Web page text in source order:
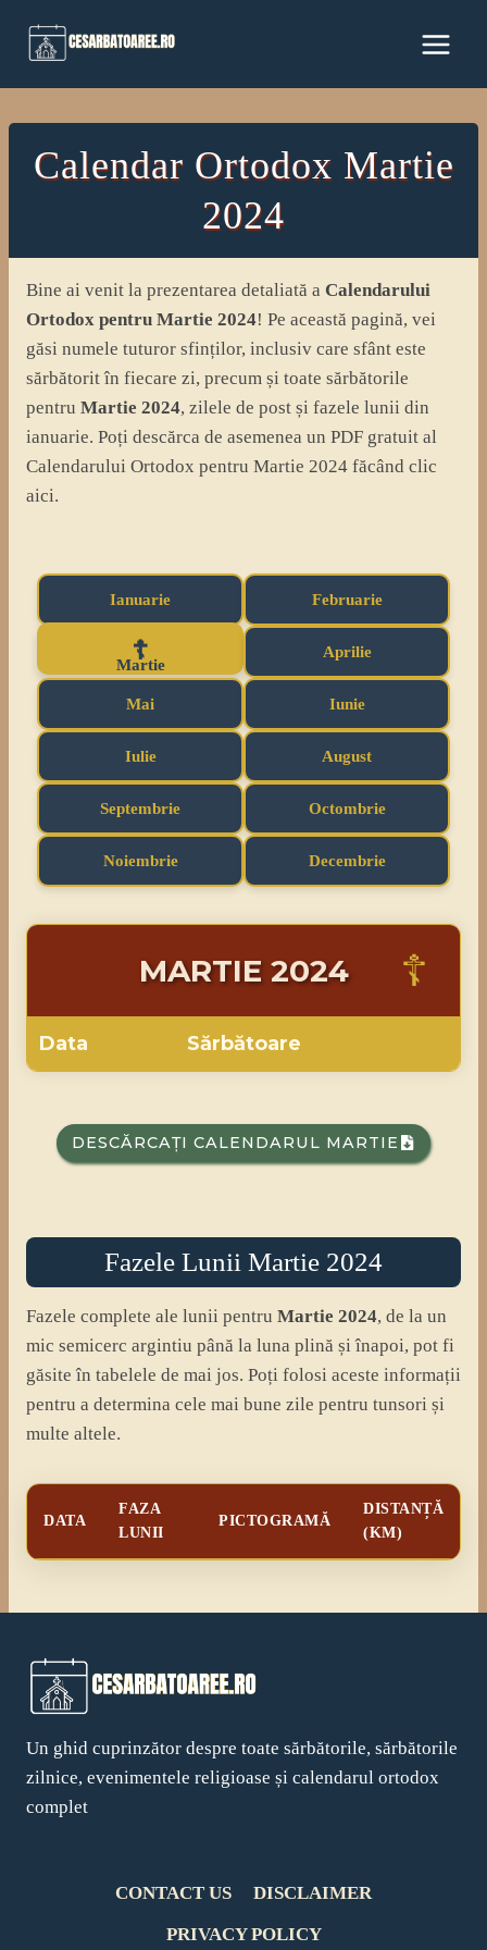
Calendar Ortodox Martie
2024
Bine ai venit la prezentarea detaliată a Calendarului
Ortodox pentru Martie 2024! Pe această pagină, vei
găsi numele tuturor sfinților, inclusiv care sfânt este
sărbătorit în fiecare zi, precum și toate sărbătorile
pentru Martie 2024, zilele de post și fazele lunii din
ianuarie. Poți descărca de asemenea un PDF gratuit al
Calendarului Ortodox pentru Martie 2024 făcând clic
aici.
Ianuarie Februarie
Martie
Aprilie
Mai Iunie
Iulie August
Septembrie Octombrie
Noiembrie Decembrie
MARTIE 2024
Data Sărbătoare
DESCĂRCAȚI CALENDARUL MARTIE
Fazele Lunii Martie 2024
Fazele complete ale lunii pentru Martie 2024, de la un
mic semicerc argintiu până la luna plină și înapoi, pot fi
găsite în tabelele de mai jos. Poți folosi aceste informații
pentru a determina cele mai bune zile pentru tunsori și
multe altele.
DATA
FAZA
LUNII
PICTOGRAMĂ
DISTANȚĂ
(KM)
Un ghid cuprinzător despre toate sărbătorile, sărbătorile
zilnice, evenimentele religioase și calendarul ortodox
complet
CONTACT US
DISCLAIMER
PRIVACY POLICY